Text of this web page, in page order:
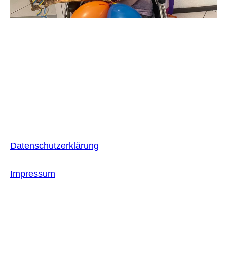
Datenschutzerklärung
Impressum